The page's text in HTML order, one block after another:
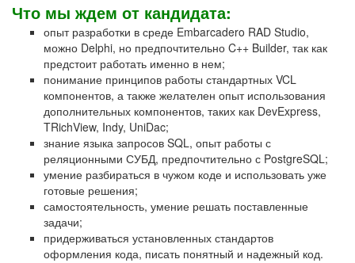
Что мы ждем от кандидата:
опыт разработки в среде Embarcadero RAD Studio,
можно Delphi, но предпочтительно C++ Builder, так как
предстоит работать именно в нем;
понимание принципов работы стандартных VCL
компонентов, а также желателен опыт использования
дополнительных компонентов, таких как DevExpress,
TRichView, Indy, UniDac;
знание языка запросов SQL, опыт работы с
реляционными СУБД, предпочтительно с PostgreSQL;
умение разбираться в чужом коде и использовать уже
готовые решения;
самостоятельность, умение решать поставленные
задачи;
придерживаться установленных стандартов
оформления кода, писать понятный и надежный код.